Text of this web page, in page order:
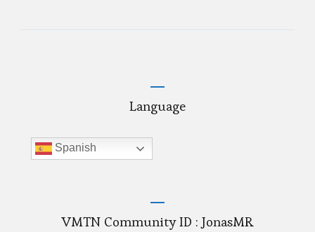
Language
Spanish
VMTN Community ID : JonasMR